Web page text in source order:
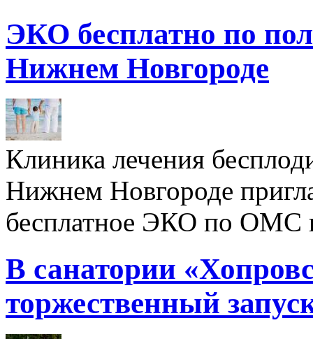
ЭКО бесплатно по
Нижнем Новгороде
Клиника лечения
Нижнем Новгороде
бесплатное ЭКО по ОМС
В санатории
торжественный